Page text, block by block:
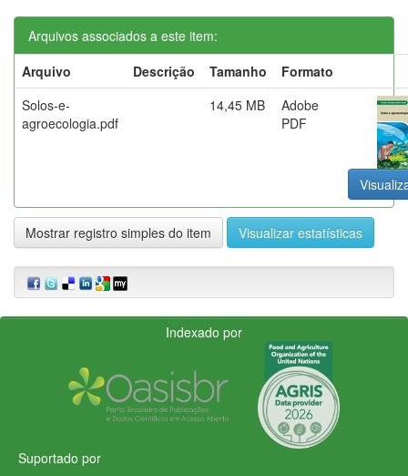
Arquivos associados a este item:
Arquivo
Descrição Tamanho
Formato
Solos-e-
agroecologia.pdf
14,45 MB
Adobe
PDF
Mostrar registro simples do item Visualizar estatísticas
Indexado por
Suportado por